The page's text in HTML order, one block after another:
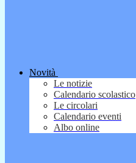
Novità
Le notizie
Calendario scolastico
Le circolari
Calendario eventi
Albo online